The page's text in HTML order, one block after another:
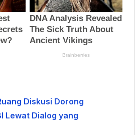
Diskusi Dorong
Lewat Dialog yang